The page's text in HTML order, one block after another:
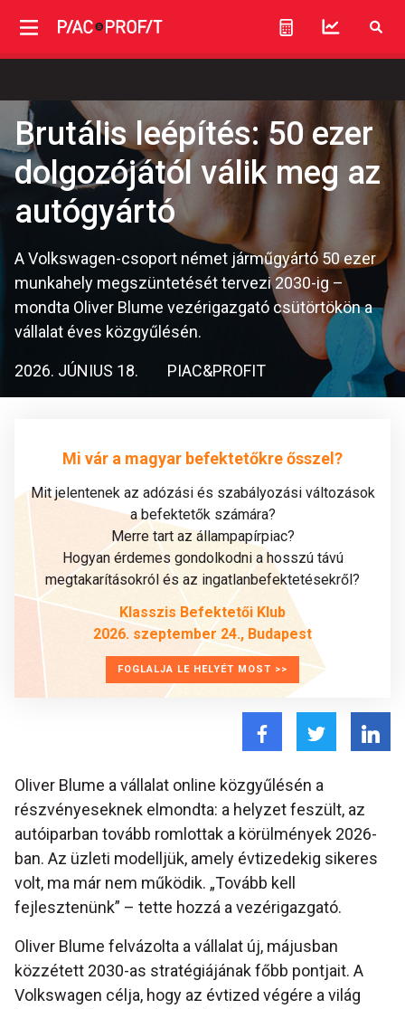
Brutális leépítés: 50 ezer
dolgozójától válik meg az
autógyártó
A Volkswagen-csoport német járműgyártó 50 ezer
munkahely megszüntetését tervezi 2030-ig –
mondta Oliver Blume vezérigazgató csütörtökön a
vállalat éves közgyűlésén.
2026. JÚNIUS 18. PIAC&PROFIT
Mi vár a magyar befektetőkre ősszel?
Mit jelentenek az adózási és szabályozási változások
a befektetők számára?
Merre tart az állampapírpiac?
Hogyan érdemes gondolkodni a hosszú távú
megtakarításokról és az ingatlanbefektetésekről?
Klasszis Befektetői Klub
2026. szeptember 24., Budapest
FOGLALJA LE HELYÉT MOST >>
Oliver Blume a vállalat online közgyűlésén a
részvényeseknek elmondta: a helyzet feszült, az
autóiparban tovább romlottak a körülmények 2026-
ban. Az üzleti modelljük, amely évtizedekig sikeres
volt, ma már nem működik. „Tovább kell
fejlesztenünk” – tette hozzá a vezérigazgató.
Oliver Blume felvázolta a vállalat új, májusban
közzétett 2030-as stratégiájának főbb pontjait. A
Volkswagen célja, hogy az évtized végére a világ